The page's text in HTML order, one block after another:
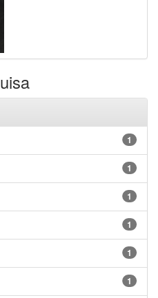
1
1
1
1
1
1